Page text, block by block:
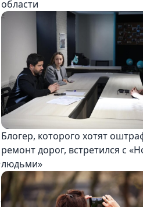
области
Блогер, которого хотят
ремонт дорог, встретился с
людьми»